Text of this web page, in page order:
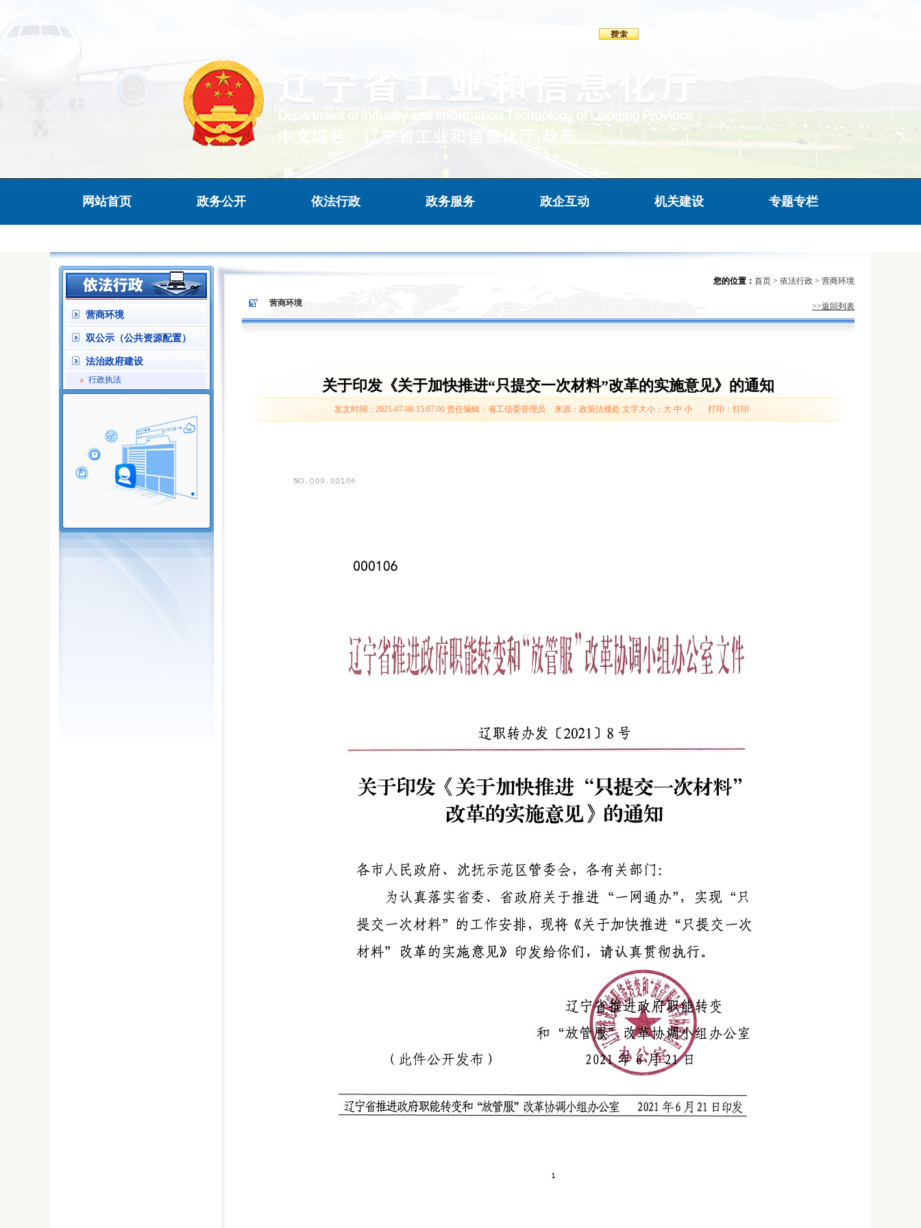
网站首页 政务公开 依法行政 政务服务 政企互动 机关建设 专题专栏
营商环境
双公示（公共资源配置）
法治政府建设
行政执法
您的位置： 首页 > 依法行政 > 营商环境
> 营商环境 >>返回列表
关于印发《关于加快推进“只提交一次材料”改革的实施意见》的通知
发文时间：2021-07-06 15:07:00 责任编辑：省工信委管理员 来源：政策法规处 文字大小： 大 中 小 打印： 打印